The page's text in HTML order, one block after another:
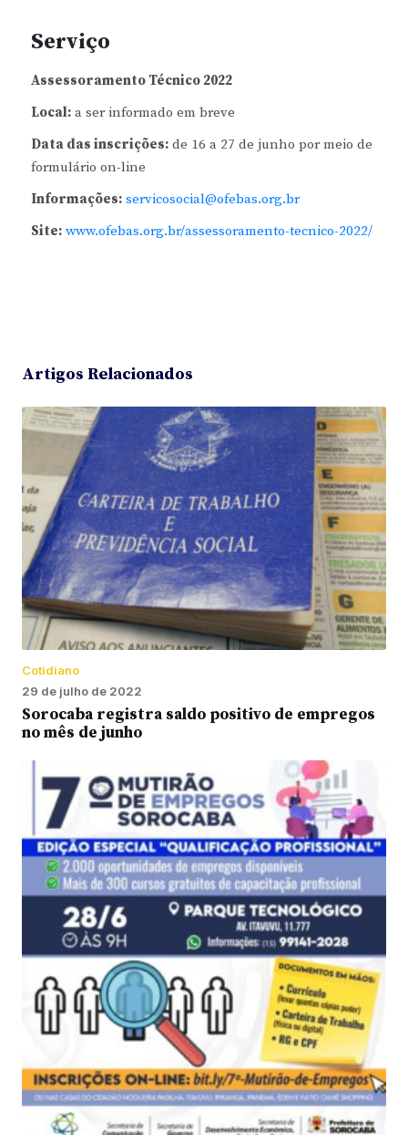
Serviço
Assessoramento Técnico 2022
Local:a ser informado em breve
Data das inscrições:de 16 a 27 de junho por meio de
formulário on-line
Informações: servicosocial@ofebas.org.br
Site: www.ofebas.org.br/assessoramento-tecnico-2022/
Artigos Relacionados
Cotidiano
29 de julho de 2022
Sorocaba registra saldo positivo de empregos
no mês de junho